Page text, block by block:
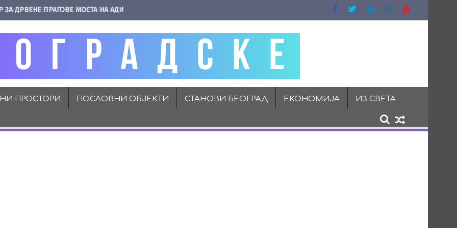
ЗА ДРВЕНЕ ПРАГОВЕ МОСТА НА АДИ
ПРОСТОРИ ПОСЛОВНИ ОБЈЕКТИ СТАНОВИ БЕОГРАД ЕКОНОМИЈА ИЗ СВЕТА